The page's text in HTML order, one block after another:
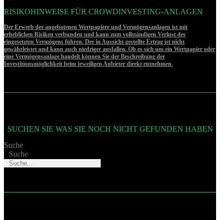
RISIKOHINWEISE FÜR CROWDINVESTING-ANLAGEN
Der Erwerb der angebotenen Wertpapiere und Vermögensanlagen ist mit
erheblichen Risiken verbunden und kann zum vollständigen Verlust des
eingesetzten Vermögens führen. Der in Aussicht gestellte Ertrag ist nicht
gewährleistet und kann auch niedriger ausfallen. Ob es sich um ein Wertpapier oder
eine Vermögensanlage handelt können Sie der Beschreibung der
Investitionsmöglichkeit beim jeweiligen Anbieter direkt entnehmen.
SUCHEN SIE WAS SIE NOCH NICHT GEFUNDEN HABEN
Suche
Suche